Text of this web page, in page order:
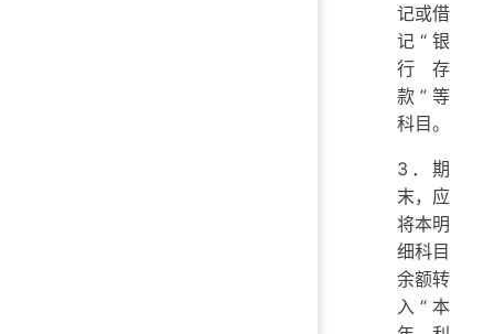
记或借
记“银
行存
款”等
科目。
3．期
末，应
将本明
细科目
余额转
入“本